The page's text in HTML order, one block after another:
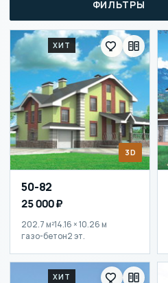
ФИЛЬТРЫ
3D
ХИТ
50-82
25 000 ₽
202.7 м²14.16 × 10.26 м
газо-бетон2 эт.
ХИТ